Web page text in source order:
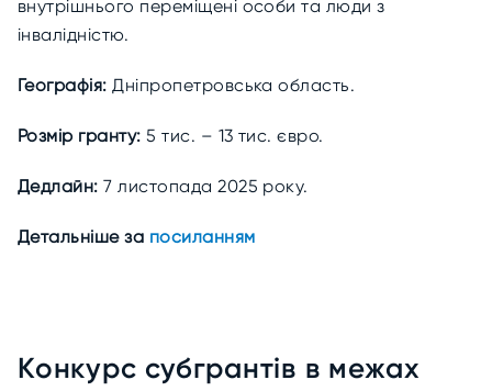
внутрішнього переміщені особи та люди з
інвалідністю.
Географія: Дніпропетровська область.
Розмір гранту:5 тис. – 13 тис. євро.
Дедлайн:7 листопада 2025 року.
Детальніше за посиланням
Конкурс субгрантів в межах